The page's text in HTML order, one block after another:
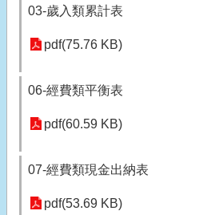
03-歲入類累計表
pdf(75.76 KB)
06-經費類平衡表
pdf(60.59 KB)
07-經費類現金出納表
pdf(53.69 KB)